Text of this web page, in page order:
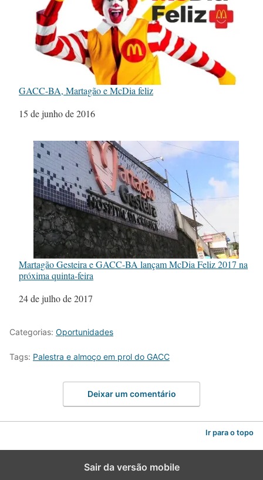
GACC-BA, Martagão e McDia feliz
Data
15 de junho de 2016
Martagão Gesteira e GACC-BA lançam McDia Feliz 2017 na
próxima quinta-feira
Data
24 de julho de 2017
Categorias: Oportunidades
Tags: Palestra e almoço em prol do GACC
Deixar um comentário
Ir para o topo
Sair da versão mobile